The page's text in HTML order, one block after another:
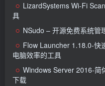
LizardSystems Wi-Fi
具
NSudo – 开源免费系统管
Flow Launcher 1.18.0-快
电脑效率的工具
Windows Server 2016-简
下载